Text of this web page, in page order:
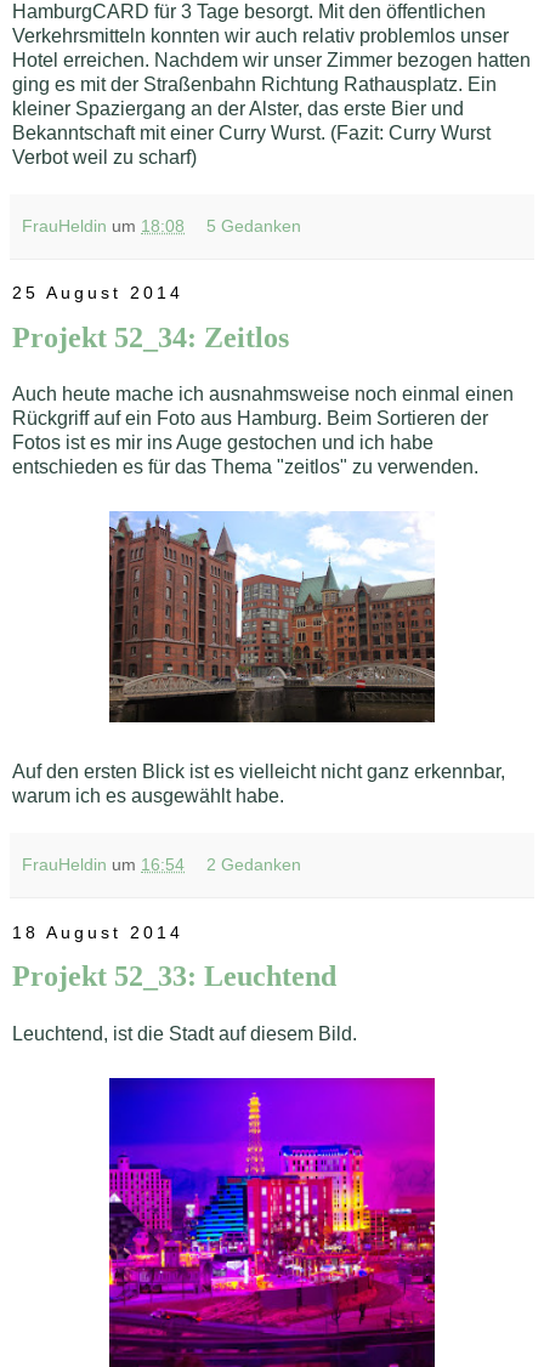
HamburgCARD für 3 Tage besorgt. Mit den öffentlichen
Verkehrsmitteln konnten wir auch relativ problemlos unser
Hotel erreichen. Nachdem wir unser Zimmer bezogen hatten
ging es mit der Straßenbahn Richtung Rathausplatz. Ein
kleiner Spaziergang an der Alster, das erste Bier und
Bekanntschaft mit einer Curry Wurst. (Fazit: Curry Wurst
Verbot weil zu scharf)
FrauHeldin um 18:08 5 Gedanken
25 August 2014
Projekt 52_34: Zeitlos
Auch heute mache ich ausnahmsweise noch einmal einen
Rückgriff auf ein Foto aus Hamburg. Beim Sortieren der
Fotos ist es mir ins Auge gestochen und ich habe
entschieden es für das Thema "zeitlos" zu verwenden.
Auf den ersten Blick ist es vielleicht nicht ganz erkennbar,
warum ich es ausgewählt habe.
FrauHeldin um 16:54 2 Gedanken
18 August 2014
Projekt 52_33: Leuchtend
Leuchtend, ist die Stadt auf diesem Bild.